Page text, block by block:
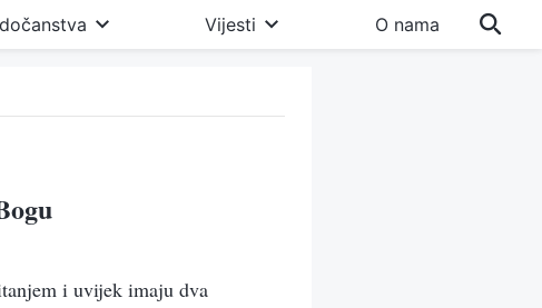
Vijesti O nama
i uvijek imaju dva